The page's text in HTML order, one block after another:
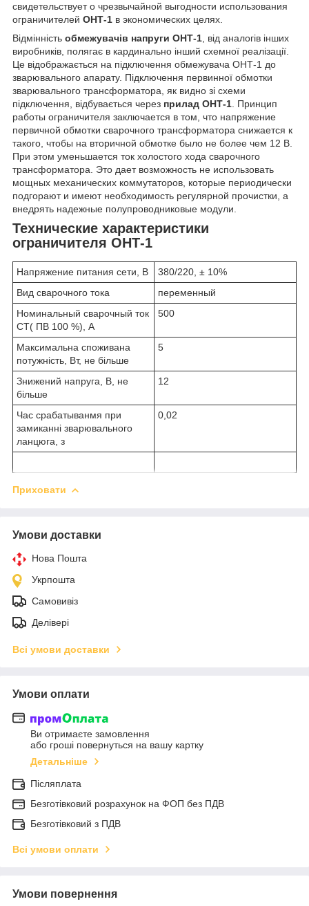
свидетельствует о чрезвычайной выгодности использования
ограничителей ОНТ-1 в экономических целях.
Відмінність обмежувачів напруги ОНТ-1 , від аналогів інших
виробників, полягає в кардинально інший схемної реалізації.
Це відображається на підключення обмежувача ОНТ-1 до
зварювального апарату. Підключення первинної обмотки
зварювального трансформатора, як видно зі схеми
підключення, відбувається через прилад ОНТ-1 . Принцип
работы ограничителя заключается в том, что напряжение
первичной обмотки сварочного трансформатора снижается к
такого, чтобы на вторичной обмотке было не более чем 12 В.
При этом уменьшается ток холостого хода сварочного
трансформатора. Это дает возможность не использовать
мощных механических коммутаторов, которые периодически
подгорают и имеют необходимость регулярной прочистки, а
внедрять надежные полупроводниковые модули.
Технические характеристики
ограничителя ОНТ-1
Напряжение питания сети, В
380/220, ± 10%
Вид сварочного тока
переменный
Номинальный сварочный ток
СТ( ПВ 100 %), А
500
Максимальна споживана
потужність, Вт, не більше
5
Знижений напруга, В, не
більше
12
Час срабатыванмя при
замиканні зварювального
ланцюга, з
0,02
Приховати
Умови доставки
Нова Пошта
Укрпошта
Самовивіз
Делівері
Всі умови доставки
Умови оплати
Ви отримаєте замовлення
або гроші повернуться на вашу картку
Детальніше
Післяплата
Безготівковий розрахунок на ФОП без ПДВ
Безготівковий з ПДВ
Всі умови оплати
Умови повернення